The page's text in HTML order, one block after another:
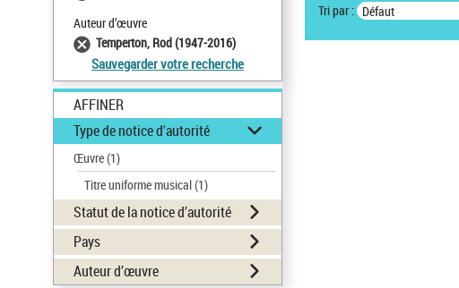
Auteur d’œuvre
Temperton, Rod (1947-2016)
Sauvegarder votre recherche
AFFINER
Type de notice d'autorité
Œuvre(1)
Titre uniforme musical(1)
Statut de la notice d’autorité
Pays
Auteur d’œuvre
Tri par : Défaut